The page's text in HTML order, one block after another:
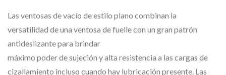
Las ventosas de vacío de estilo plano combinan la
versatilidad de una ventosa de fuelle con un gran patrón
antideslizante para brindar
máximo poder de sujeción y alta resistencia a las cargas de
cizallamiento incluso cuando hay lubricación presente. Las